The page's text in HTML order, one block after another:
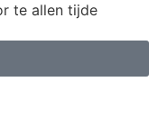
te allen tijde